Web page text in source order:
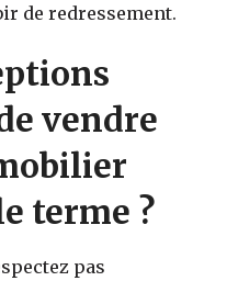
de redressement.
vendre
terme ?
pas